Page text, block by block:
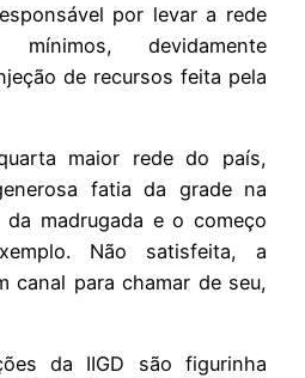
por levar a rede
devidamente
de recursos feita pela
maior rede do país,
fatia da grade na
madrugada e o começo
Não satisfeita, a
canal para chamar de seu,
da IIGD são figurinha